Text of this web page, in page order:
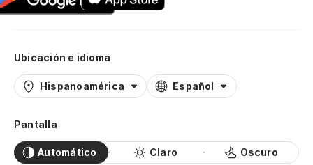
Ubicación e idioma
Hispanoamérica Español
Pantalla
Automático Claro Oscuro